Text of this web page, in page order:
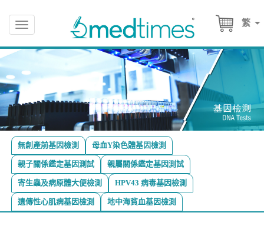
繁
Toggle
navigation
無創產前基因檢測 母血Y染色體基因檢測
親子關係鑑定基因測試 親屬關係鑑定基因測試
寄生蟲及病原體大便檢測 HPV43 病毒基因檢測
遺傳性心肌病基因檢測 地中海貧血基因檢測